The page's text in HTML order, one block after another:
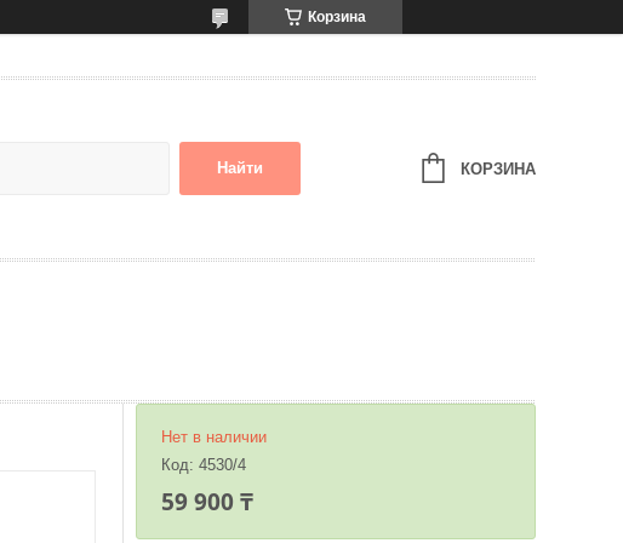
Корзина
Найти КОРЗИНА
Нет в наличии
Код: 4530/4
59 900 ₸